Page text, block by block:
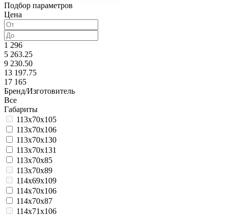
По возрастанию
По популярности
Подбор параметров
Цена
1 296
5 263.25
9 230.50
13 197.75
17 165
Бренд/Изготовитель
Все
Габариты
113x70x105
113x70x106
113x70x130
113x70x131
113x70x85
113x70x89
114x69x109
114x70x106
114x70x87
114x71x106